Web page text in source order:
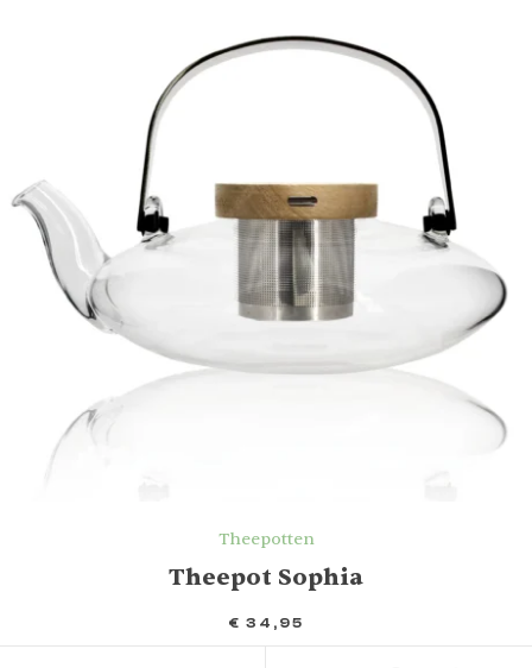
Theepotten
Theepot Sophia
€ 34,95